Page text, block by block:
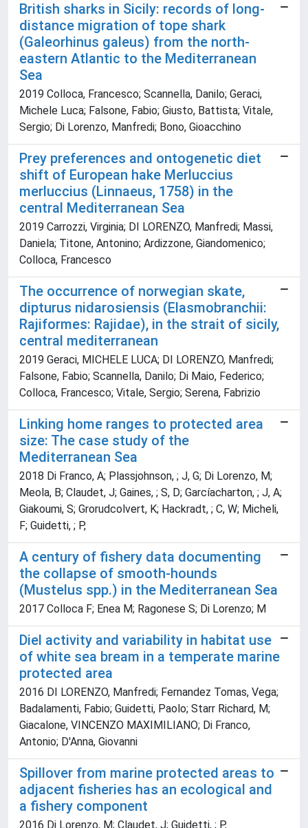
British sharks in Sicily: records of long-
distance migration of tope shark
(Galeorhinus galeus) from the north-
eastern Atlantic to the Mediterranean
Sea
2019 Colloca, Francesco; Scannella, Danilo; Geraci,
Michele Luca; Falsone, Fabio; Giusto, Battista; Vitale,
Sergio; Di Lorenzo, Manfredi; Bono, Gioacchino
Prey preferences and ontogenetic diet
shift of European hake Merluccius
merluccius (Linnaeus, 1758) in the
central Mediterranean Sea
2019 Carrozzi, Virginia; DI LORENZO, Manfredi; Massi,
Daniela; Titone, Antonino; Ardizzone, Giandomenico;
Colloca, Francesco
The occurrence of norwegian skate,
dipturus nidarosiensis (Elasmobranchii:
Rajiformes: Rajidae), in the strait of sicily,
central mediterranean
2019 Geraci, MICHELE LUCA; DI LORENZO, Manfredi;
Falsone, Fabio; Scannella, Danilo; Di Maio, Federico;
Colloca, Francesco; Vitale, Sergio; Serena, Fabrizio
Linking home ranges to protected area
size: The case study of the
Mediterranean Sea
2018 Di Franco, A; Plassjohnson, ; J, G; Di Lorenzo, M;
Meola, B; Claudet, J; Gaines, ; S, D; Garcíacharton, ; J, A;
Giakoumi, S; Grorudcolvert, K; Hackradt, ; C, W; Micheli,
F; Guidetti, ; P,
A century of fishery data documenting
the collapse of smooth-hounds
(Mustelus spp.) in the Mediterranean Sea
2017 Colloca F; Enea M; Ragonese S; Di Lorenzo; M
Diel activity and variability in habitat use
of white sea bream in a temperate marine
protected area
2016 DI LORENZO, Manfredi; Fernandez Tomas, Vega;
Badalamenti, Fabio; Guidetti, Paolo; Starr Richard, M;
Giacalone, VINCENZO MAXIMILIANO; Di Franco,
Antonio; D'Anna, Giovanni
Spillover from marine protected areas to
adjacent fisheries has an ecological and
a fishery component
2016 Di Lorenzo, M; Claudet, J; Guidetti, ; P,